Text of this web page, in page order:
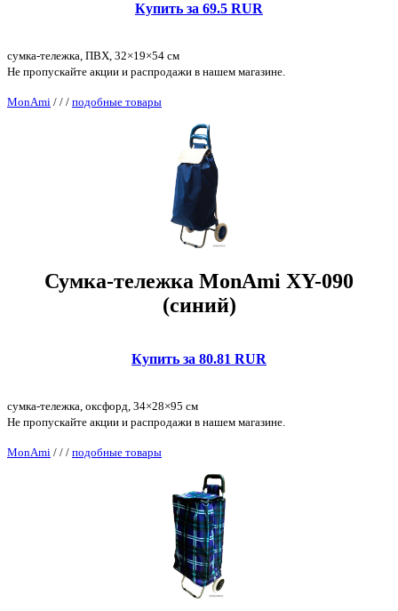
Купить за 69.5 RUR
сумка-тележка, ПВХ, 32×19×54 см
Не пропускайте акции и распродажи в нашем магазине.
MonAmi / / / подобные товары
Сумка-тележка MonAmi XY-090
(синий)
Купить за 80.81 RUR
сумка-тележка, оксфорд, 34×28×95 см
Не пропускайте акции и распродажи в нашем магазине.
MonAmi / / / подобные товары